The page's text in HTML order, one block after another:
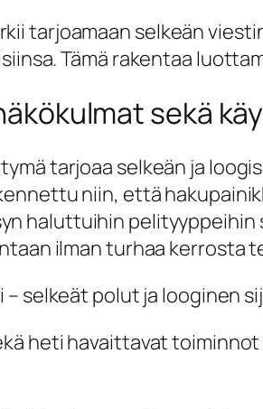
tarjoamaan selkeän
Tämä rakentaa
sekä
tarjoaa selkeän ja
niin, että
haluttuihin
ilman turhaa kerrosta
selkeät polut ja looginen
heti havaittavat